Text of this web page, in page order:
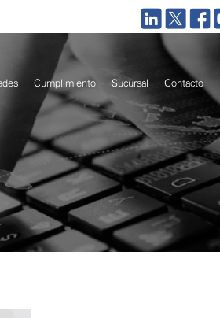
Cumplimiento Sucursal Contacto